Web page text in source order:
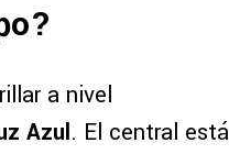
a nivel
Azul. El central está